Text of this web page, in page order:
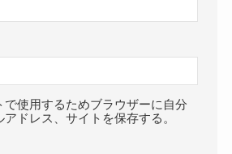
で使用するためブラウザーに自分
ドレス、サイトを保存する。